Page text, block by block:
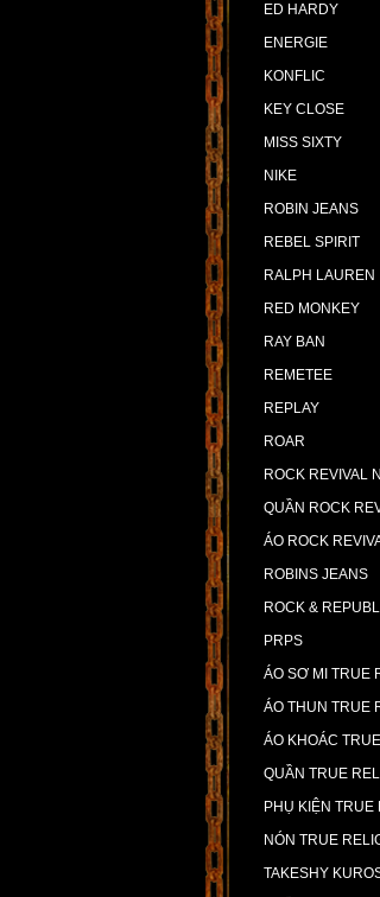
ED HARDY
ENERGIE
KONFLIC
KEY CLOSE
MISS SIXTY
NIKE
ROBIN JEANS
REBEL SPIRIT
RALPH LAUREN
RED MONKEY
RAY BAN
REMETEE
REPLAY
ROAR
ROCK REVIVAL
QUẦN ROCK
ÁO ROCK
ROBINS JEANS
ROCK &
PRPS
ÁO SƠ MI TRUE
ÁO THUN TRUE
ÁO KHOÁC
QUẦN TRUE
PHỤ KIỆN TRUE
NÓN TRUE
TAKESHY